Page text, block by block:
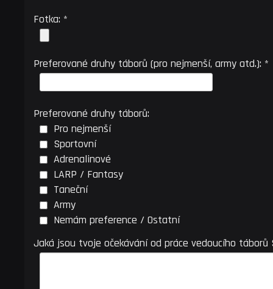
Fotka: *
Preferované druhy táborů (pro nejmenší, army atd.): *
Preferované druhy táborů:
Pro nejmenší
Sportovní
Adrenalinové
LARP / Fantasy
Taneční
Army
Nemám preference / Ostatní
Jaká jsou tvoje očekávání od práce vedoucího táborů